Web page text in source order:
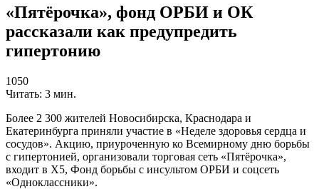
«Пятёрочка», фонд ОРБИ и ОК
рассказали как предупредить
гипертонию
1050
Читать: 3 мин.
Более 2 300 жителей Новосибирска, Краснодара и
Екатеринбурга приняли участие в «Неделе здоровья сердца и
сосудов». Акцию, приуроченную ко Всемирному дню борьбы
с гипертонией, организовали торговая сеть «Пятёрочка»,
входит в X5, Фонд борьбы с инсультом ОРБИ и соцсеть
«Одноклассники».